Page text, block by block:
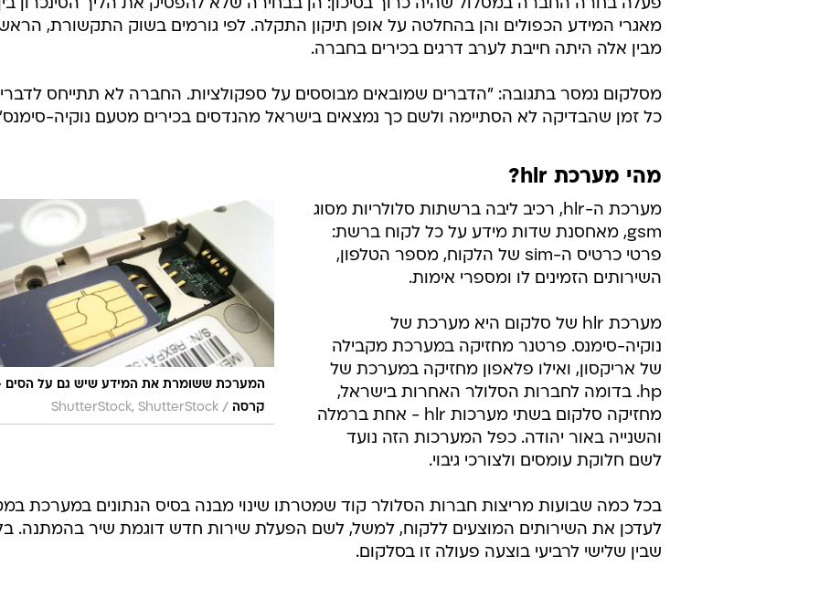
פעלה בחרה החברה במסלול שהיה כרוך בסיכון: הן בבחירה שלא להפסיק את הליך הסינכרון
מאגרי המידע הכפולים והן בהחלטה על אופן תיקון התקלה. לפי גורמים בשוק התקשורת,
מבין אלה היתה חייבת לערב דרגים בכירים בחברה.
מסלקום נמסר בתגובה: "הדברים שמובאים מבוססים על ספקולציות. החברה לא תתייחס
כל זמן שהבדיקה לא הסתיימה ולשם כך נמצאים בישראל מהנדסים בכירים מטעם נוקיה-
מהי מערכת hlr?
המערכת ששומרת את המידע שיש גם על הסים
קרסה /
ShutterStock, ShutterStock
מערכת ה-hlr, רכיב ליבה ברשתות סלולריות מסוג
gsm, מאחסנת שדות מידע על כל לקוח ברשת:
פרטי כרטיס ה-sim של הלקוח, מספר הטלפון,
השירותים הזמינים לו ומספרי אימות.
מערכת hlr של סלקום היא מערכת של
נוקיה-סימנס. פרטנר מחזיקה במערכת מקבילה
של אריקסון, ואילו פלאפון מחזיקה במערכת של
hp. בדומה לחברות הסלולר האחרות בישראל,
מחזיקה סלקום בשתי מערכות hlr - אחת ברמלה
והשנייה באור יהודה. כפל המערכות הזה נועד
לשם חלוקת עומסים ולצורכי גיבוי.
בכל כמה שבועות מריצות חברות הסלולר קוד שמטרתו שינוי מבנה בסיס הנתונים במערכת
לעדכן את השירותים המוצעים ללקוח, למשל, לשם הפעלת שירות חדש דוגמת שיר בהמתנה.
שבין שלישי לרביעי בוצעה פעולה זו בסלקום.